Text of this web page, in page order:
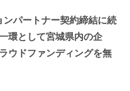
パートナー契約締結に続
環として宮城県内の企
ウドファンディングを無